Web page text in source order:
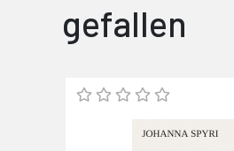
gefallen